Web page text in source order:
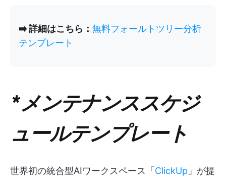
➡️ 詳細はこちら： 無料フォールトツリー分析
テンプレート
*メンテナンススケジ
ュールテンプレート
世界初の統合型AIワークスペース「 ClickUp 」が提